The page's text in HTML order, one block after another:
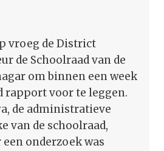
vroeg de District
de Schoolraad van de
om binnen een week
rapport voor te leggen.
de administratieve
van de schoolraad,
onderzoek was